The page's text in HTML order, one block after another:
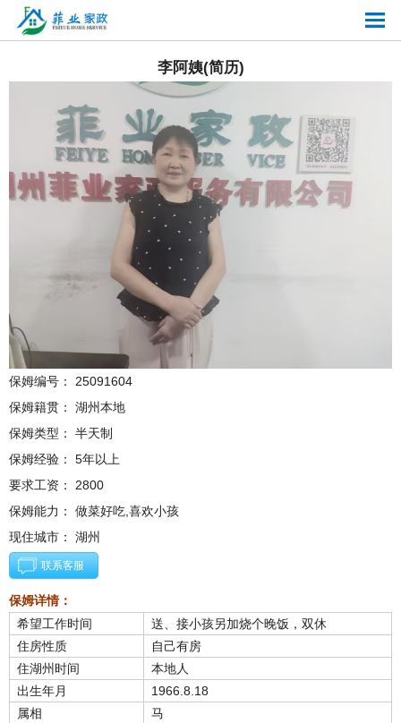
李阿姨(简历)
保姆编号： 25091604
保姆籍贯： 湖州本地
保姆类型： 半天制
保姆经验： 5年以上
要求工资： 2800
保姆能力： 做菜好吃,喜欢小孩
现住城市： 湖州
联系客服
保姆详情：
希望工作时间
送、接小孩另加烧个晚饭，双休
住房性质
自己有房
住湖州时间
本地人
出生年月
1966.8.18
属相
马